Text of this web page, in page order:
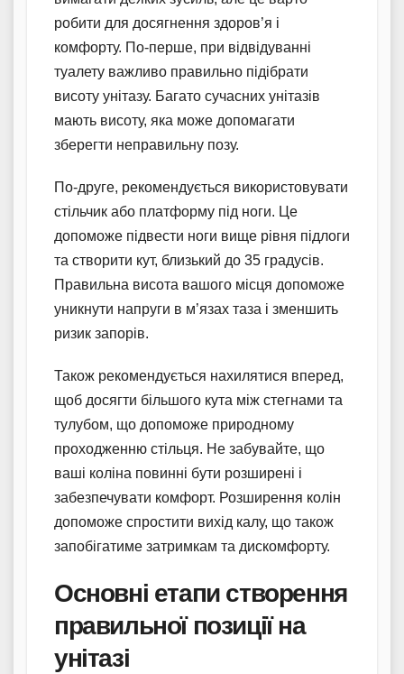
робити для досягнення здоров’я і
комфорту. По-перше, при відвідуванні
туалету важливо правильно підібрати
висоту унітазу. Багато сучасних унітазів
мають висоту, яка може допомагати
зберегти неправильну позу.
По-друге, рекомендується використовувати
стільчик або платформу під ноги. Це
допоможе підвести ноги вище рівня підлоги
та створити кут, близький до 35 градусів.
Правильна висота вашого місця допоможе
уникнути напруги в м’язах таза і зменшить
ризик запорів.
Також рекомендується нахилятися вперед,
щоб досягти більшого кута між стегнами та
тулубом, що допоможе природному
проходженню стільця. Не забувайте, що
ваші коліна повинні бути розширені і
забезпечувати комфорт. Розширення колін
допоможе спростити вихід калу, що також
запобігатиме затримкам та дискомфорту.
Основні етапи створення
правильної позиції на
унітазі